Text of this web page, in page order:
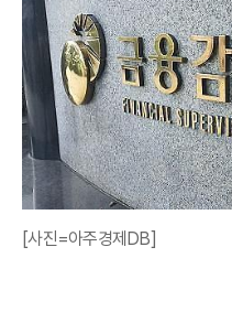
[사진=아주경제DB]